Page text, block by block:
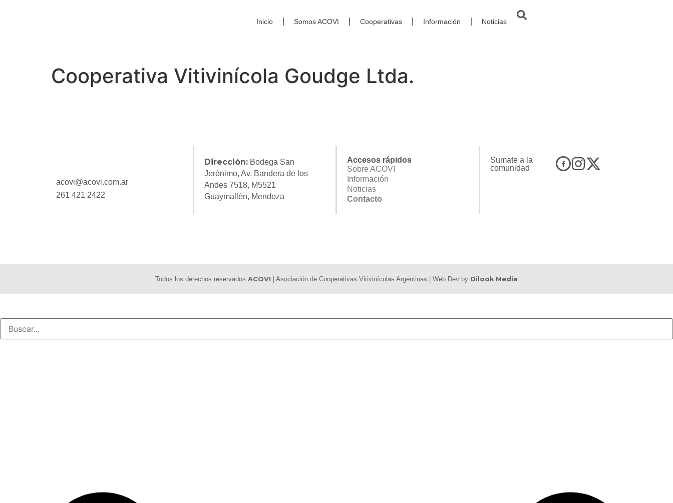
Inicio Somos ACOVI Cooperativas Información Noticias
Cooperativa Vitivinícola Goudge Ltda.
acovi@acovi.com.ar
261 421 2422
Dirección:Bodega San
Jerónimo, Av. Bandera de los
Andes 7518, M5521
Guaymallén, Mendoza
Accesos rápidos
Sobre ACOVI
Información
Noticias
Contacto
Sumate a la
comunidad
Todos los derechos reservados ACOVI | Asociación de Cooperativas Vitivinícolas Argentinas | Web Dev by Dilook Media